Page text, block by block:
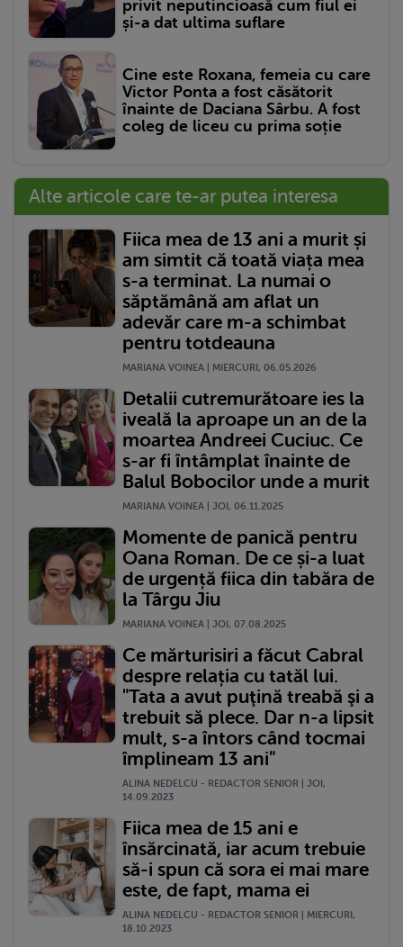
privit neputincioasă cum fiul ei
și-a dat ultima suflare
Cine este Roxana, femeia cu care
Victor Ponta a fost căsătorit
înainte de Daciana Sârbu. A fost
coleg de liceu cu prima soție
Alte articole care te-ar putea interesa
Fiica mea de 13 ani a murit și
am simtit că toată viața mea
s-a terminat. La numai o
săptămână am aflat un
adevăr care m-a schimbat
pentru totdeauna
MARIANA VOINEA | MIERCURI, 06.05.2026
Detalii cutremurătoare ies la
iveală la aproape un an de la
moartea Andreei Cuciuc. Ce
s-ar fi întâmplat înainte de
Balul Bobocilor unde a murit
MARIANA VOINEA | JOI, 06.11.2025
Momente de panică pentru
Oana Roman. De ce și-a luat
de urgență fiica din tabăra de
la Târgu Jiu
MARIANA VOINEA | JOI, 07.08.2025
Ce mărturisiri a făcut Cabral
despre relația cu tatăl lui.
"Tata a avut puţină treabă şi a
trebuit să plece. Dar n-a lipsit
mult, s-a întors când tocmai
împlineam 13 ani"
ALINA NEDELCU - REDACTOR SENIOR | JOI,
14.09.2023
Fiica mea de 15 ani e
însărcinată, iar acum trebuie
să-i spun că sora ei mai mare
este, de fapt, mama ei
ALINA NEDELCU - REDACTOR SENIOR | MIERCURI,
18.10.2023